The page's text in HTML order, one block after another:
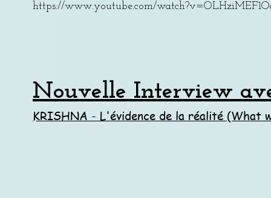
https://www.youtube.com/
Nouvelle Interview
KRISHNA - L'évidence de la réalité (What